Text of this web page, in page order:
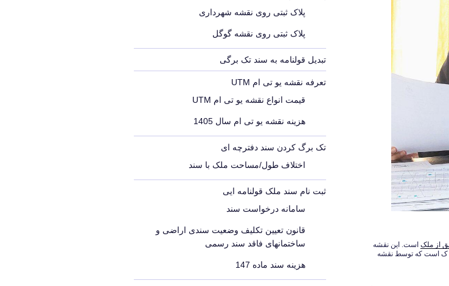
است. این نقشه
ک است که توسط نقشه
پلاک ثبتی روی نقشه شهرداری
پلاک ثبتی روی نقشه گوگل
تبدیل قولنامه به سند تک برگی
تعرفه نقشه یو تی ام UTM
قیمت انواع نقشه یو تی ام UTM
هزینه نقشه یو تی ام سال 1405
تک برگ کردن سند دفترچه ای
اختلاف طول/مساحت ملک با سند
ثبت نام سند ملک قولنامه ایی
سامانه درخواست سند
قانون تعیین تکلیف وضعیت سندی اراضی و
ساختمانهای فاقد سند رسمی
هزینه سند ماده 147